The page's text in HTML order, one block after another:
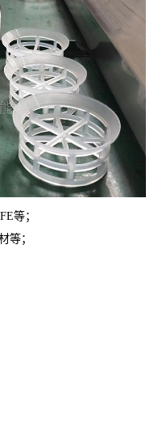
等；
等；